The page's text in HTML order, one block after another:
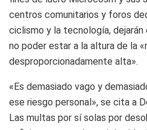
centros comunitarios y foros
ciclismo y la tecnología, dejarán
no poder estar a la altura de la
desproporcionadamente alta».
«Es demasiado vago y
ese riesgo personal», se cita a
Las multas por sí solas por